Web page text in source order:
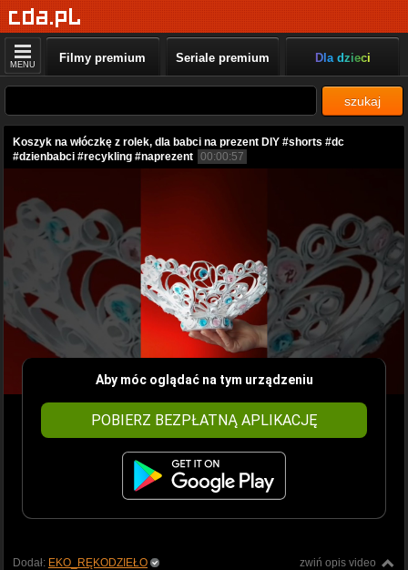
MENU Filmy premium Seriale premium Dla dzieci
szukaj
Koszyk na włóczkę z rolek, dla babci na prezent DIY #shorts #dc
#dzienbabci #recykling #naprezent 00:00:57
Aby móc oglądać na tym urządzeniu
POBIERZ BEZPŁATNĄ APLIKACJĘ
zwiń opis video
Dodał: EKO_RĘKODZIEŁO